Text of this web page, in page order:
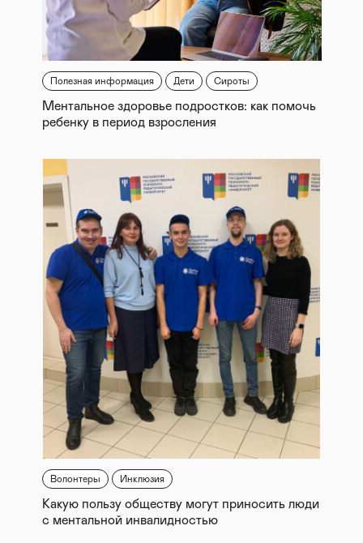
Полезная информация Дети Сироты
Ментальное здоровье подростков: как помочь
ребенку в период взросления
Волонтеры Инклюзия
Какую пользу обществу могут приносить люди
с ментальной инвалидностью